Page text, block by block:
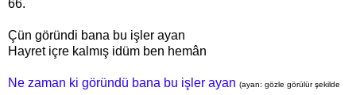
66.
Çün göründi bana bu işler ayan
Hayret içre kalmış idüm ben hemân
Ne zaman ki göründü bana bu işler ayan (ayan: gözle görülür şekilde